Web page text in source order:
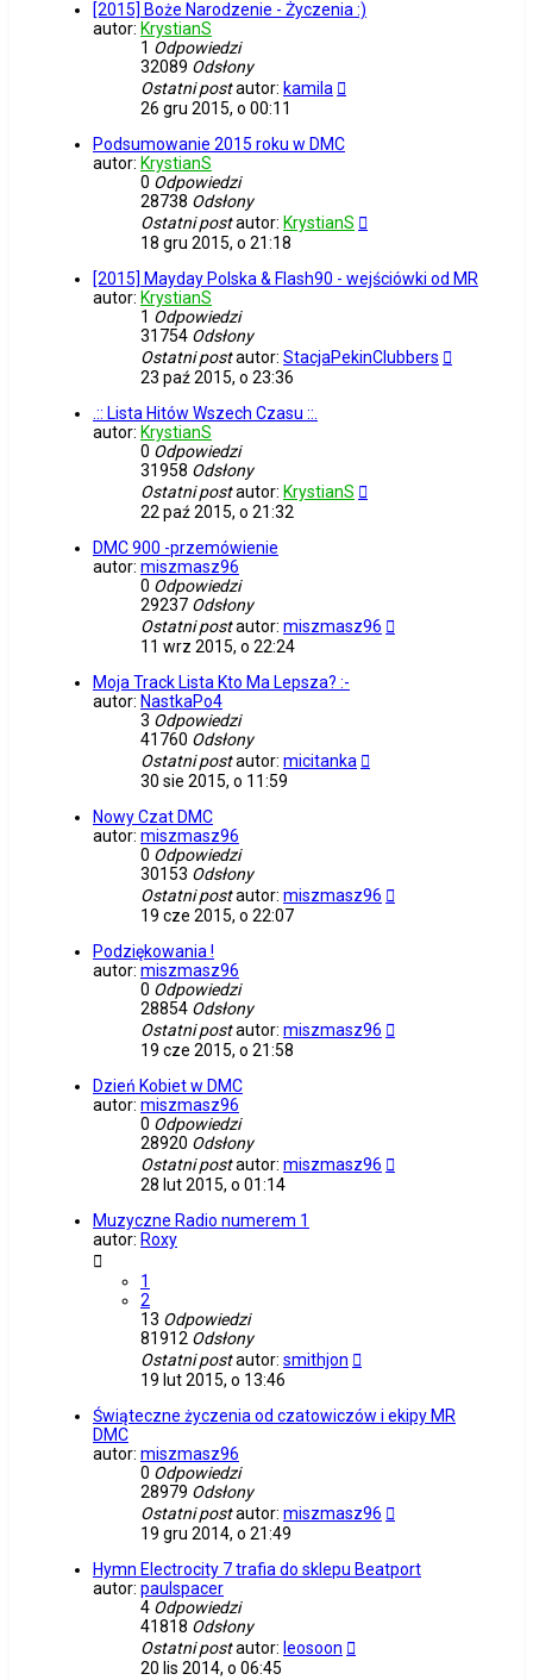
[2015] Boże Narodzenie - Życzenia :)
autor: KrystianS
1 Odpowiedzi
32089 Odsłony
Ostatni postautor: kamila
26 gru 2015, o 00:11
Podsumowanie 2015 roku w DMC
autor: KrystianS
0 Odpowiedzi
28738 Odsłony
Ostatni postautor: KrystianS
18 gru 2015, o 21:18
[2015] Mayday Polska & Flash90 - wejściówki od MR
autor: KrystianS
1 Odpowiedzi
31754 Odsłony
Ostatni postautor: StacjaPekinClubbers
23 paź 2015, o 23:36
.:: Lista Hitów Wszech Czasu ::.
autor: KrystianS
0 Odpowiedzi
31958 Odsłony
Ostatni postautor: KrystianS
22 paź 2015, o 21:32
DMC 900 -przemówienie
autor: miszmasz96
0 Odpowiedzi
29237 Odsłony
Ostatni postautor: miszmasz96
11 wrz 2015, o 22:24
Moja Track Lista Kto Ma Lepsza? :-
autor: NastkaPo4
3 Odpowiedzi
41760 Odsłony
Ostatni postautor: micitanka
30 sie 2015, o 11:59
Nowy Czat DMC
autor: miszmasz96
0 Odpowiedzi
30153 Odsłony
Ostatni postautor: miszmasz96
19 cze 2015, o 22:07
Podziękowania !
autor: miszmasz96
0 Odpowiedzi
28854 Odsłony
Ostatni postautor: miszmasz96
19 cze 2015, o 21:58
Dzień Kobiet w DMC
autor: miszmasz96
0 Odpowiedzi
28920 Odsłony
Ostatni postautor: miszmasz96
28 lut 2015, o 01:14
Muzyczne Radio numerem 1
autor: Roxy
1
2
13 Odpowiedzi
81912 Odsłony
Ostatni postautor: smithjon
19 lut 2015, o 13:46
Świąteczne życzenia od czatowiczów i ekipy MR
DMC
autor: miszmasz96
0 Odpowiedzi
28979 Odsłony
Ostatni postautor: miszmasz96
19 gru 2014, o 21:49
Hymn Electrocity 7 trafia do sklepu Beatport
autor: paulspacer
4 Odpowiedzi
41818 Odsłony
Ostatni postautor: leosoon
20 lis 2014, o 06:45